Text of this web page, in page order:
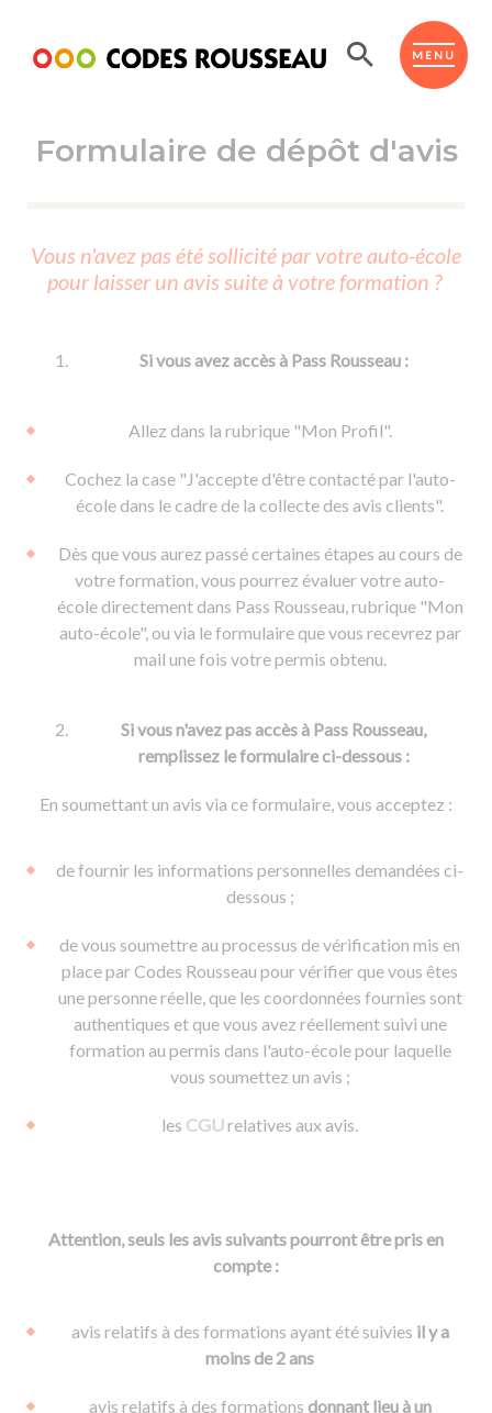
MENU
ESPACE ÉLÈVE
Code de la route
Passer l'ASSR
Réviser le code
Passer l'ETM
Permis voiture
Permis remorque
Permis & handicap
d'apprentissage
De la conduite en voiture
De la conduite à moto
Voir tous les supports
Formations pro.
Permis poids lourd
Formation FCO
Formation CACES
Devenir enseignant de la conduite
Ressources
Formulaire de dépôt d'avis
Vous n'avez pas été sollicité par votre auto-école
pour laisser un avis suite à votre formation ?
Si vous avez accès à Pass Rousseau :
Allez dans la rubrique "Mon Profil".
Cochez la case "J'accepte d'être contacté par l'auto-
école dans le cadre de la collecte des avis clients".
Dès que vous aurez passé certaines étapes au cours de
votre formation, vous pourrez évaluer votre auto-
école directement dans Pass Rousseau, rubrique "Mon
auto-école", ou via le formulaire que vous recevrez par
mail une fois votre permis obtenu.
Si vous n'avez pas accès à Pass Rousseau,
remplissez le formulaire ci-dessous :
En soumettant un avis via ce formulaire, vous acceptez :
de fournir les informations personnelles demandées ci-
dessous ;
de vous soumettre au processus de vérification mis en
place par Codes Rousseau pour vérifier que vous êtes
une personne réelle, que les coordonnées fournies sont
authentiques et que vous avez réellement suivi une
formation au permis dans l'auto-école pour laquelle
vous soumettez un avis ;
les CGUrelatives aux avis.
Attention, seuls les avis suivants pourront être pris en
compte :
avis relatifs à des formations ayant été suivies il y a
moins de 2 ans
avis relatifs à des formations donnant lieu à un